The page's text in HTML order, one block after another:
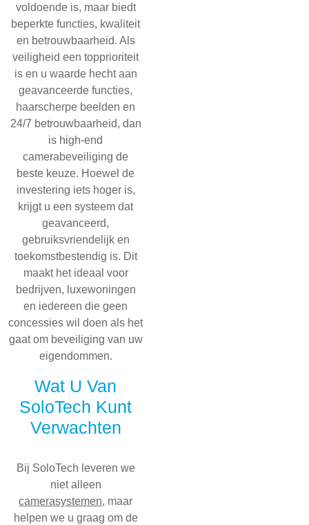
voldoende is, maar biedt
beperkte functies, kwaliteit
en betrouwbaarheid. Als
veiligheid een topprioriteit
is en u waarde hecht aan
geavanceerde functies,
haarscherpe beelden en
24/7 betrouwbaarheid, dan
is high-end
camerabeveiliging de
beste keuze. Hoewel de
investering iets hoger is,
krijgt u een systeem dat
geavanceerd,
gebruiksvriendelijk en
toekomstbestendig is. Dit
maakt het ideaal voor
bedrijven, luxewoningen
en iedereen die geen
concessies wil doen als het
gaat om beveiliging van uw
eigendommen.
Wat U Van
SoloTech Kunt
Verwachten
Bij SoloTech leveren we
niet alleen
camerasystemen, maar
helpen we u graag om de